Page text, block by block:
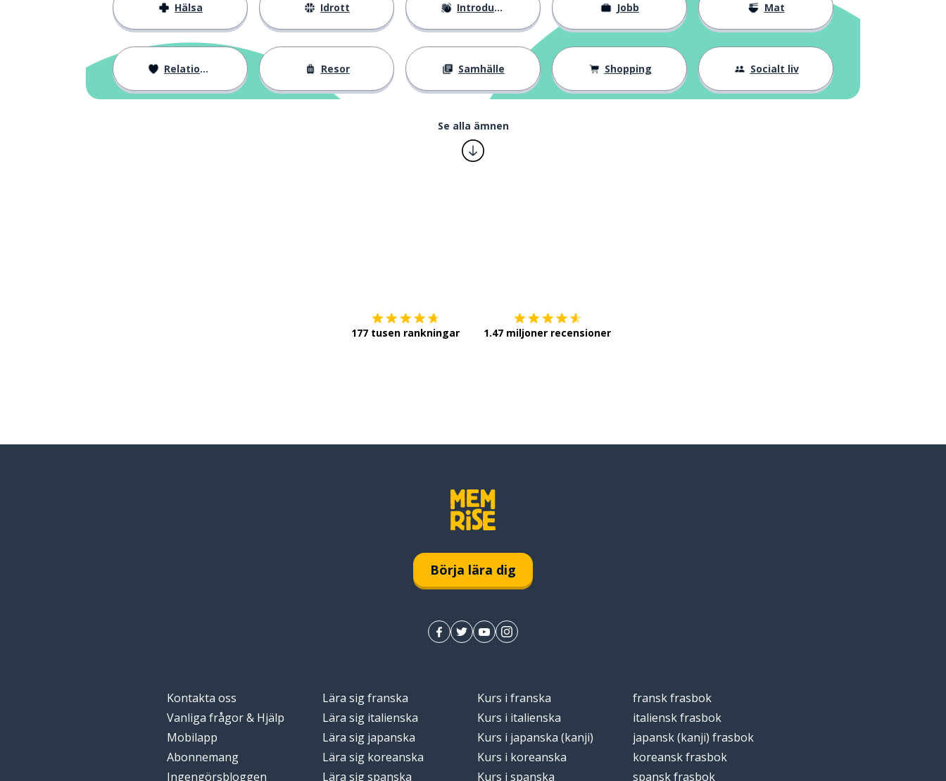
Hälsa Idrott Introduktion Jobb Mat
Relationer Resor Samhälle Shopping Socialt liv
Se alla ämnen
177 tusen rankningar 1.47 miljoner recensioner
Börja lära dig
Kontakta oss
Vanliga frågor & Hjälp
Mobilapp
Abonnemang
Ingengörsbloggen
Lära sig franska
Lära sig italienska
Lära sig japanska
Lära sig koreanska
Lära sig spanska
Kurs i franska
Kurs i italienska
Kurs i japanska (kanji)
Kurs i koreanska
Kurs i spanska
fransk frasbok
italiensk frasbok
japansk (kanji) frasbok
koreansk frasbok
spansk frasbok